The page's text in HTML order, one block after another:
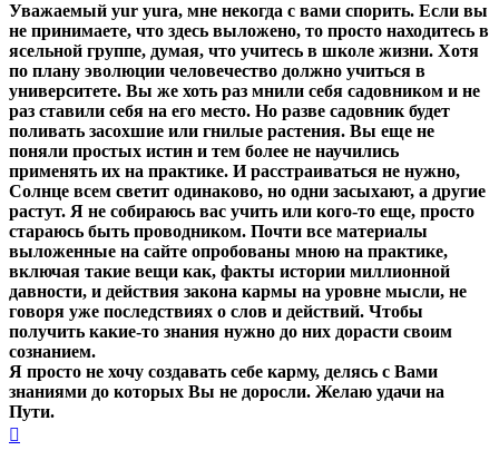
Уважаемый yur yura, мне некогда с вами спорить. Если вы
не принимаете, что здесь выложено, то просто находитесь в
ясельной группе, думая, что учитесь в школе жизни. Хотя
по плану эволюции человечество должно учиться в
университете. Вы же хоть раз мнили себя садовником и не
раз ставили себя на его место. Но разве садовник будет
поливать засохшие или гнилые растения. Вы еще не
поняли простых истин и тем более не научились
применять их на практике. И расстраиваться не нужно,
Солнце всем светит одинаково, но одни засыхают, а другие
растут. Я не собираюсь вас учить или кого-то еще, просто
стараюсь быть проводником. Почти все материалы
выложенные на сайте опробованы мною на практике,
включая такие вещи как, факты истории миллионной
давности, и действия закона кармы на уровне мысли, не
говоря уже последствиях о слов и действий. Чтобы
получить какие-то знания нужно до них дорасти своим
сознанием.
Я просто не хочу создавать себе карму, делясь с Вами
знаниями до которых Вы не доросли. Желаю удачи на
Пути.